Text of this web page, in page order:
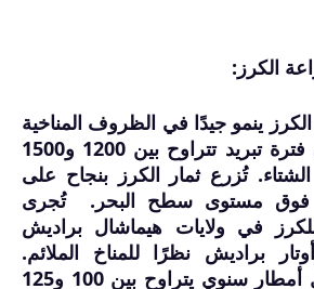
الكرز:
ينمو جيدًا في الظروف المناخية
الباردة، ويحتاج إلى فترة تبريد تتراوح بين 1200 و1500
تُزرع ثمار الكرز بنجاح على
2500 متر فوق مستوى سطح البحر. تُجرى
للكرز في ولايات هيماشال براديش
براديش نظرًا للمناخ الملائم.
يتطلب نموه هطول أمطار سنوي يتراوح بين 100 و125